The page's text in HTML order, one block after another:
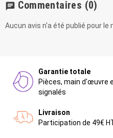
chat Commentaires (0)
Aucun avis n'a été publié pour le
Garantie totale
Pièces, main d'œuvre
signalés
Livraison
Participation de 49€